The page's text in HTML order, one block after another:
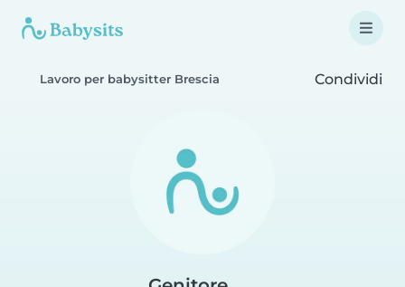
Lavoro per babysitter Brescia Condividi